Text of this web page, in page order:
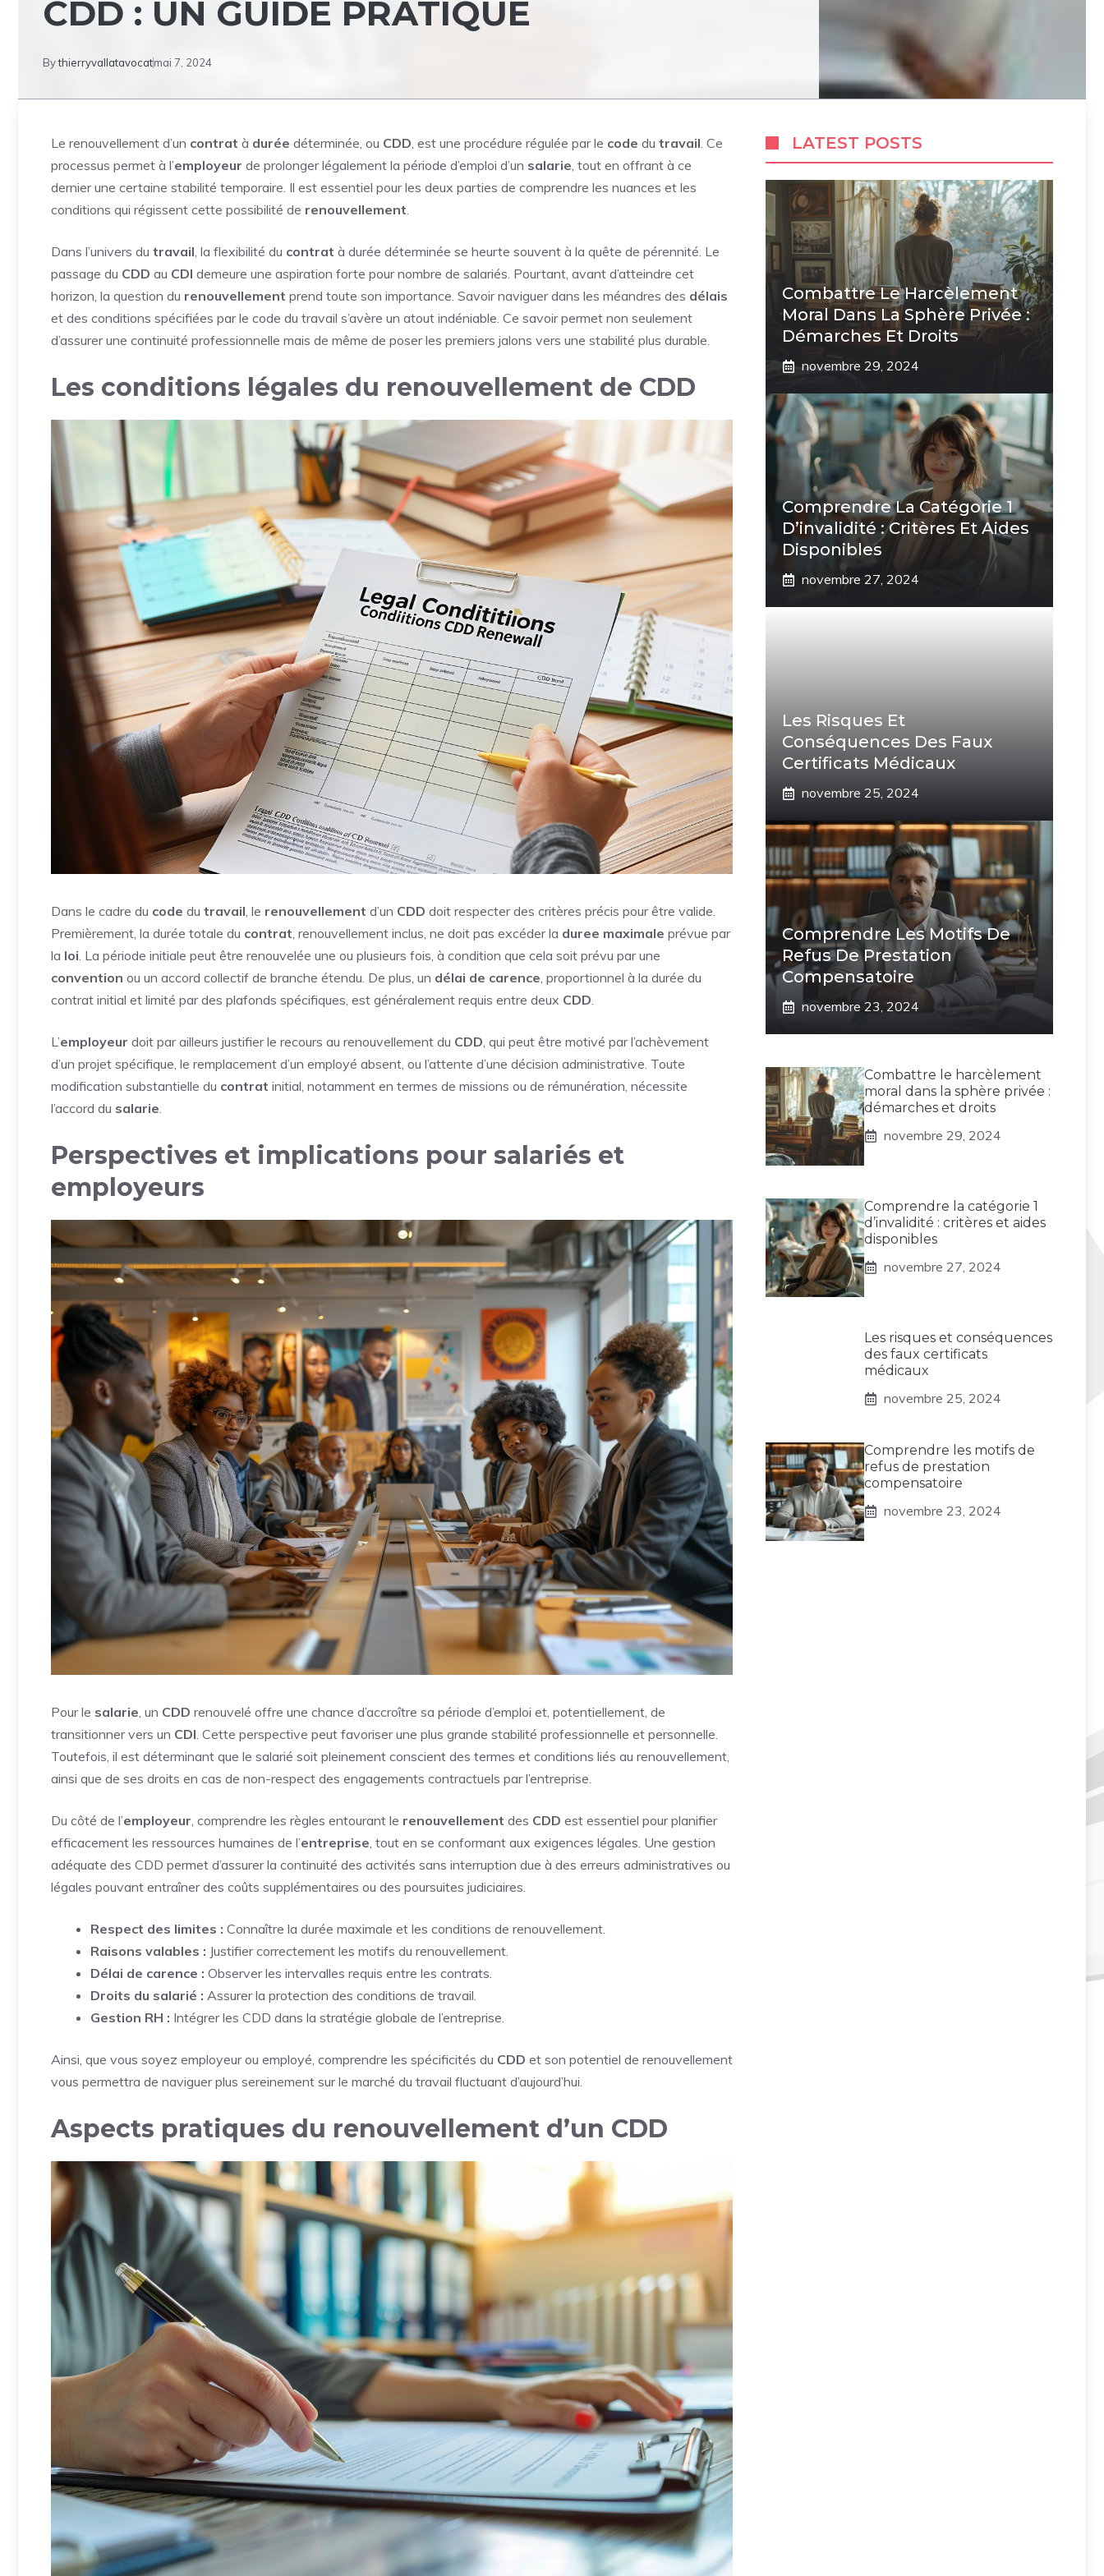
CDD : UN GUIDE PRATIQUE
Bythierryvallatavocatmai 7, 2024
Le renouvellement d’un contrat à durée déterminée, ou CDD, est une procédure régulée par le code du travail. Ce
processus permet à l’employeur de prolonger légalement la période d’emploi d’un salarie, tout en offrant à ce
dernier une certaine stabilité temporaire. Il est essentiel pour les deux parties de comprendre les nuances et les
conditions qui régissent cette possibilité de renouvellement.
Dans l’univers du travail, la flexibilité du contrat à durée déterminée se heurte souvent à la quête de pérennité. Le
passage du CDD au CDI demeure une aspiration forte pour nombre de salariés. Pourtant, avant d’atteindre cet
horizon, la question du renouvellement prend toute son importance. Savoir naviguer dans les méandres des délais
et des conditions spécifiées par le code du travail s’avère un atout indéniable. Ce savoir permet non seulement
d’assurer une continuité professionnelle mais de même de poser les premiers jalons vers une stabilité plus durable.
Les conditions légales du renouvellement de CDD
Dans le cadre du code du travail, le renouvellement d’un CDD doit respecter des critères précis pour être valide.
Premièrement, la durée totale du contrat, renouvellement inclus, ne doit pas excéder la duree maximale prévue par
la loi. La période initiale peut être renouvelée une ou plusieurs fois, à condition que cela soit prévu par une
convention ou un accord collectif de branche étendu. De plus, un délai de carence, proportionnel à la durée du
contrat initial et limité par des plafonds spécifiques, est généralement requis entre deux CDD.
L’employeur doit par ailleurs justifier le recours au renouvellement du CDD, qui peut être motivé par l’achèvement
d’un projet spécifique, le remplacement d’un employé absent, ou l’attente d’une décision administrative. Toute
modification substantielle du contrat initial, notamment en termes de missions ou de rémunération, nécessite
l’accord du salarie.
Perspectives et implications pour salariés et
employeurs
Pour le salarie , un CDD renouvelé offre une chance d’accroître sa période d’emploi et, potentiellement, de
transitionner vers un CDI . Cette perspective peut favoriser une plus grande stabilité professionnelle et personnelle.
Toutefois, il est déterminant que le salarié soit pleinement conscient des termes et conditions liés au renouvellement,
ainsi que de ses droits en cas de non-respect des engagements contractuels par l’entreprise.
Du côté de l’employeur , comprendre les règles entourant le renouvellement des CDD est essentiel pour planifier
efficacement les ressources humaines de l’entreprise , tout en se conformant aux exigences légales. Une gestion
adéquate des CDD permet d’assurer la continuité des activités sans interruption due à des erreurs administratives ou
légales pouvant entraîner des coûts supplémentaires ou des poursuites judiciaires.
Respect des limites : Connaître la durée maximale et les conditions de renouvellement.
Raisons valables : Justifier correctement les motifs du renouvellement.
Délai de carence : Observer les intervalles requis entre les contrats.
Droits du salarié : Assurer la protection des conditions de travail.
Gestion RH : Intégrer les CDD dans la stratégie globale de l’entreprise.
Ainsi, que vous soyez employeur ou employé, comprendre les spécificités du CDD et son potentiel de renouvellement
vous permettra de naviguer plus sereinement sur le marché du travail fluctuant d’aujourd’hui.
Aspects pratiques du renouvellement d’un CDD
LATEST POSTS
Combattre Le Harcèlement
Moral Dans La Sphère Privée :
Démarches Et Droits
novembre 29, 2024
Comprendre La Catégorie 1
D’invalidité : Critères Et Aides
Disponibles
novembre 27, 2024
Les Risques Et
Conséquences Des Faux
Certificats Médicaux
novembre 25, 2024
Comprendre Les Motifs De
Refus De Prestation
Compensatoire
novembre 23, 2024
Combattre le harcèlement
moral dans la sphère privée :
démarches et droits
novembre 29, 2024
Comprendre la catégorie 1
d’invalidité : critères et aides
disponibles
novembre 27, 2024
Les risques et conséquences
des faux certificats
médicaux
novembre 25, 2024
Comprendre les motifs de
refus de prestation
compensatoire
novembre 23, 2024